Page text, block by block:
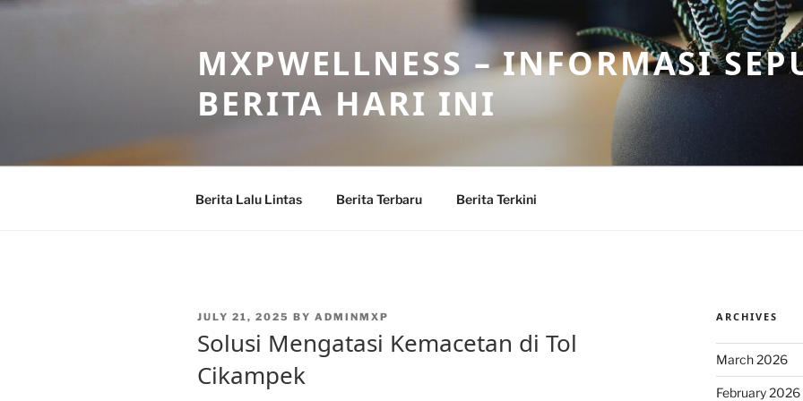
Skip
MXPWELLNESS – INFORMASI
BERITA HARI INI
Berita Lalu Lintas Berita Terbaru Berita Terkini
POSTED
JULY 21, 2025 BY ADMINMXP
Solusi Mengatasi Kemacetan di Tol
Cikampek
ARCHIVES
March 2026
February 2026